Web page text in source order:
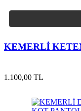
KEMERLİ
1.100,00 TL